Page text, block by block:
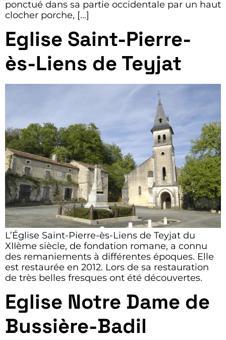
ponctué dans sa partie occidentale par un haut
clocher porche, […]
Eglise Saint-Pierre-
ès-Liens de Teyjat
L’Église Saint-Pierre-ès-Liens de Teyjat du
XIIème siècle, de fondation romane, a connu
des remaniements à différentes époques. Elle
est restaurée en 2012. Lors de sa restauration
de très belles fresques ont été découvertes.
Eglise Notre Dame de
Bussière-Badil